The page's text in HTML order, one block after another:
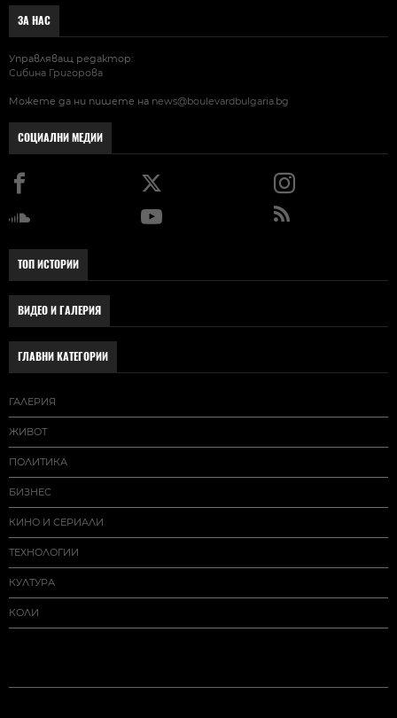
ЗА НАС
Управляващ редактор:
Сибина Григорова
Можете да ни пишете на news@boulevardbulgaria.bg
СОЦИАЛНИ МЕДИИ
ТОП ИСТОРИИ
ВИДЕО И ГАЛЕРИЯ
ГЛАВНИ КАТЕГОРИИ
ГАЛЕРИЯ
ЖИВОТ
ПОЛИТИКА
БИЗНЕС
КИНО И СЕРИАЛИ
ТЕХНОЛОГИИ
КУЛТУРА
КОЛИ